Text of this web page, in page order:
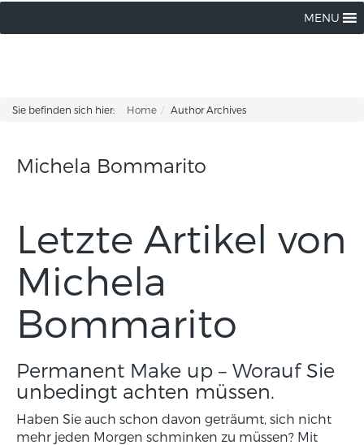
MENU
Sie befinden sich hier: Home Author Archives
Michela Bommarito
Letzte Artikel von
Michela
Bommarito
Permanent Make up – Worauf Sie
unbedingt achten müssen.
Haben Sie auch schon davon geträumt, sich nicht
mehr jeden Morgen schminken zu müssen? Mit